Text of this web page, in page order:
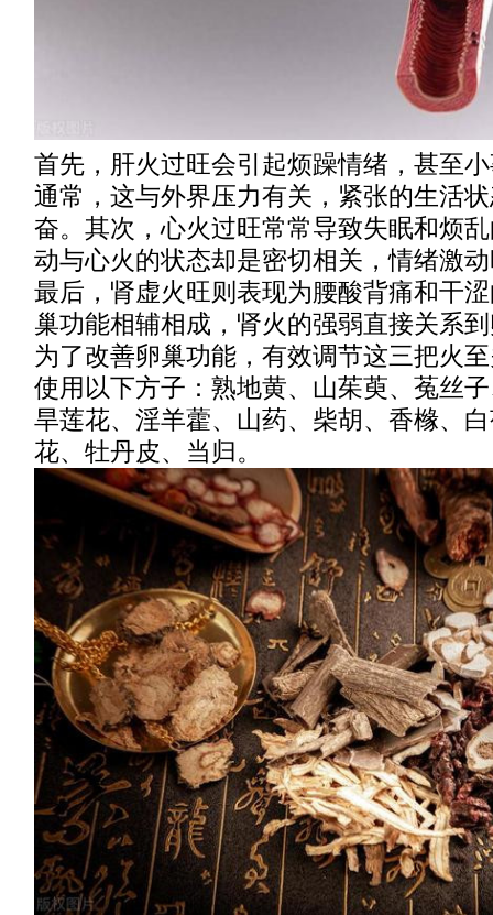
首先，肝火过旺会引起烦躁情绪，甚至
通常，这与外界压力有关，紧张的生活
奋。其次，心火过旺常常导致失眠和烦
动与心火的状态却是密切相关，情绪激
最后，肾虚火旺则表现为腰酸背痛和干
巢功能相辅相成，肾火的强弱直接关系
为了改善卵巢功能，有效调节这三把火
使用以下方子：熟地黄、山茱萸、菟丝
旱莲花、淫羊藿、山药、柴胡、香橼、
花、牡丹皮、当归。